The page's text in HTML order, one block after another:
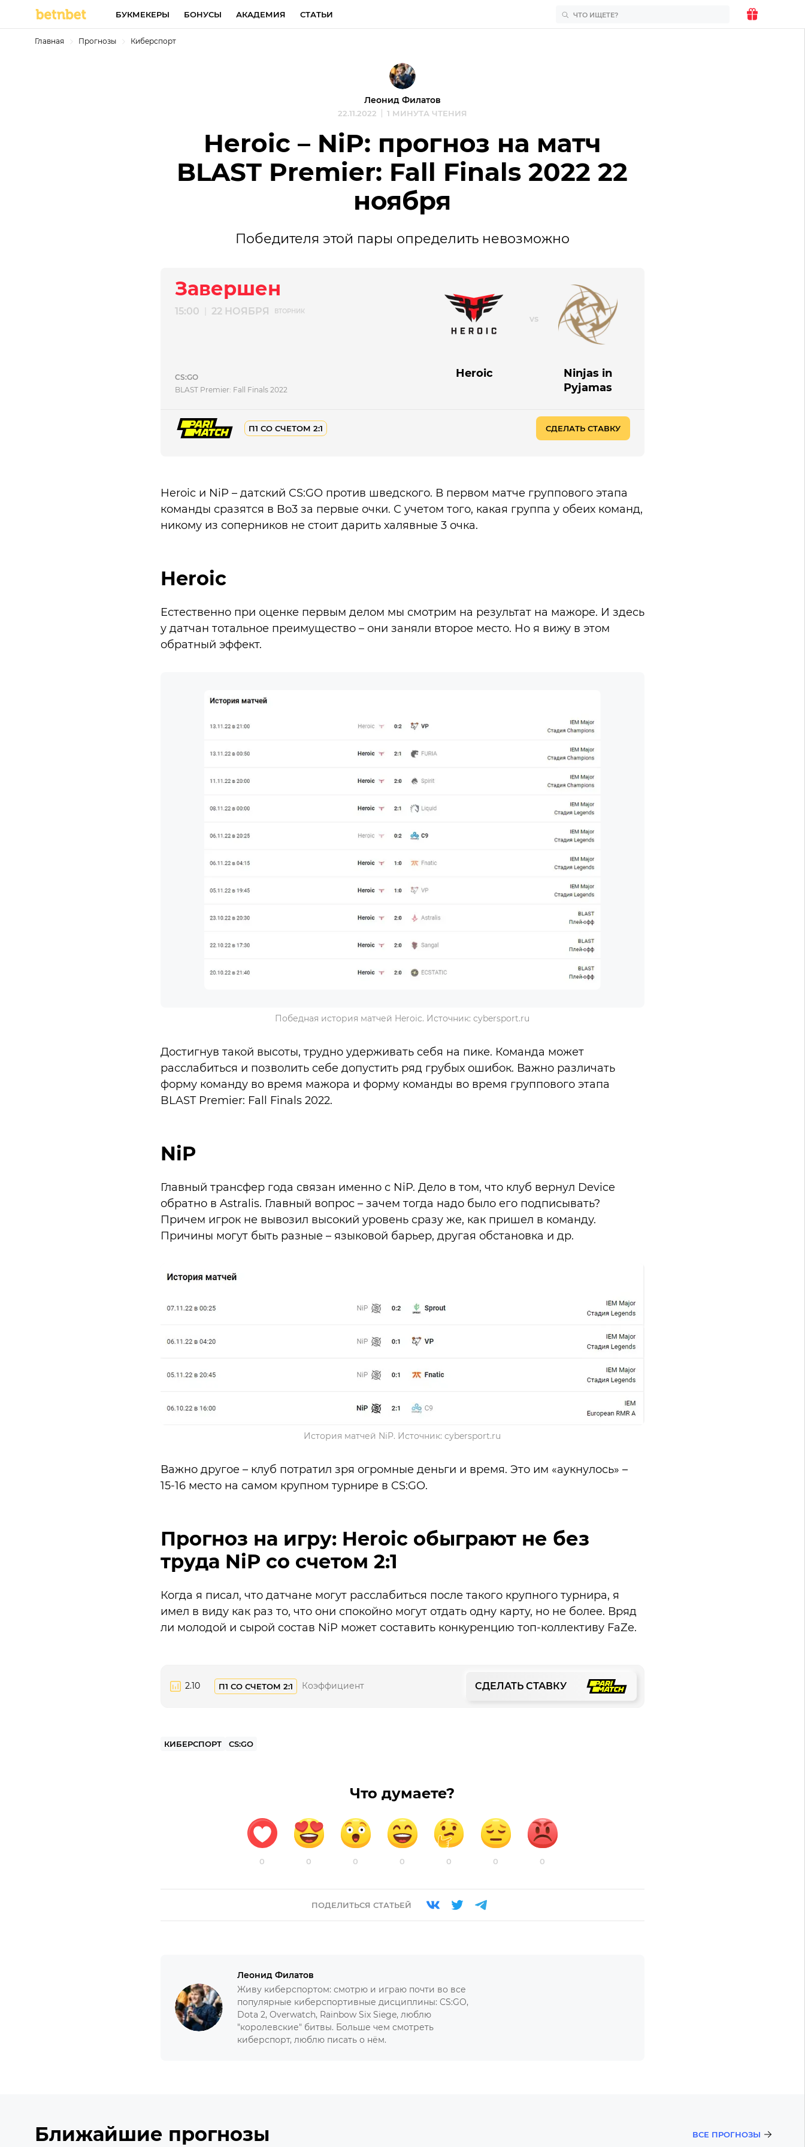
БУКМЕКЕРЫ БОНУСЫ АКАДЕМИЯ СТАТЬИ
Главная Прогнозы Киберспорт
Леонид Филатов
22.11.2022 1 МИНУТА ЧТЕНИЯ
Heroic – NiP: прогноз на матч
BLAST Premier: Fall Finals 2022 22
ноября
Победителя этой пары определить невозможно
Heroic
Ninjas in
Pyjamas
Завершен
15:00 22 НОЯБРЯ ВТОРНИК
CS:GO
BLAST Premier: Fall Finals 2022
П1 СО СЧЕТОМ 2:1 СДЕЛАТЬ СТАВКУ
Heroic и NiP – датский CS:GO против шведского. В первом матче группового этапа
команды сразятся в Bo3 за первые очки. С учетом того, какая группа у обеих команд,
никому из соперников не стоит дарить халявные 3 очка.
Heroic
Естественно при оценке первым делом мы смотрим на результат на мажоре. И здесь
у датчан тотальное преимущество – они заняли второе место. Но я вижу в этом
обратный эффект.
Победная история матчей Heroic. Источник: cybersport.ru
Достигнув такой высоты, трудно удерживать себя на пике. Команда может
расслабиться и позволить себе допустить ряд грубых ошибок. Важно различать
форму команду во время мажора и форму команды во время группового этапа
BLAST Premier: Fall Finals 2022.
NiP
Главный трансфер года связан именно с NiP. Дело в том, что клуб вернул Device
обратно в Astralis. Главный вопрос – зачем тогда надо было его подписывать?
Причем игрок не вывозил высокий уровень сразу же, как пришел в команду.
Причины могут быть разные – языковой барьер, другая обстановка и др.
История матчей NiP. Источник: cybersport.ru
Важно другое – клуб потратил зря огромные деньги и время. Это им «аукнулось» –
15-16 место на самом крупном турнире в CS:GO.
Прогноз на игру: Heroic обыграют не без
труда NiP со счетом 2:1
Когда я писал, что датчане могут расслабиться после такого крупного турнира, я
имел в виду как раз то, что они спокойно могут отдать одну карту, но не более. Вряд
ли молодой и сырой состав NiP может составить конкуренцию топ-коллективу FaZe.
2.10 П1 СО СЧЕТОМ 2:1 Коэффициент СДЕЛАТЬ СТАВКУ
КИБЕРСПОРТ CS:GO
Что думаете?
0 0 0 0 0 0 0
ПОДЕЛИТЬСЯ СТАТЬЕЙ
Леонид Филатов
Живу киберспортом: смотрю и играю почти во все
популярные киберспортивные дисциплины: CS:GO,
Dota 2, Overwatch, Rainbow Six Siege, люблю
"королевские" битвы. Больше чем смотреть
киберспорт, люблю писать о нём.
Ближайшие прогнозы ВСЕ ПРОГНОЗЫ